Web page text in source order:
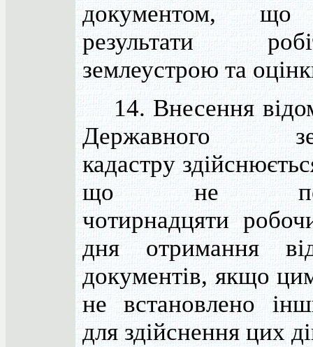
документом, що
результати
землеустрою та
14. Внесення
Державного
кадастру
що не
чотирнадцяти
дня отримання
документів, якщо
не встановлено
для здійснення цих